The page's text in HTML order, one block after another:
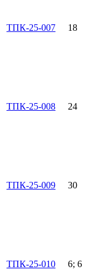
ТПК-25-007 18
ТПК-25-008 24
ТПК-25-009 30
ТПК-25-010 6; 6